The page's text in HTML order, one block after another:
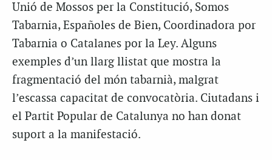
Unió de Mossos per la Constitució, Somos
Tabarnia, Españoles de Bien, Coordinadora por
Tabarnia o Catalanes por la Ley. Alguns
exemples d’un llarg llistat que mostra la
fragmentació del món tabarnià, malgrat
l’escassa capacitat de convocatòria. Ciutadans i
el Partit Popular de Catalunya no han donat
suport a la manifestació.